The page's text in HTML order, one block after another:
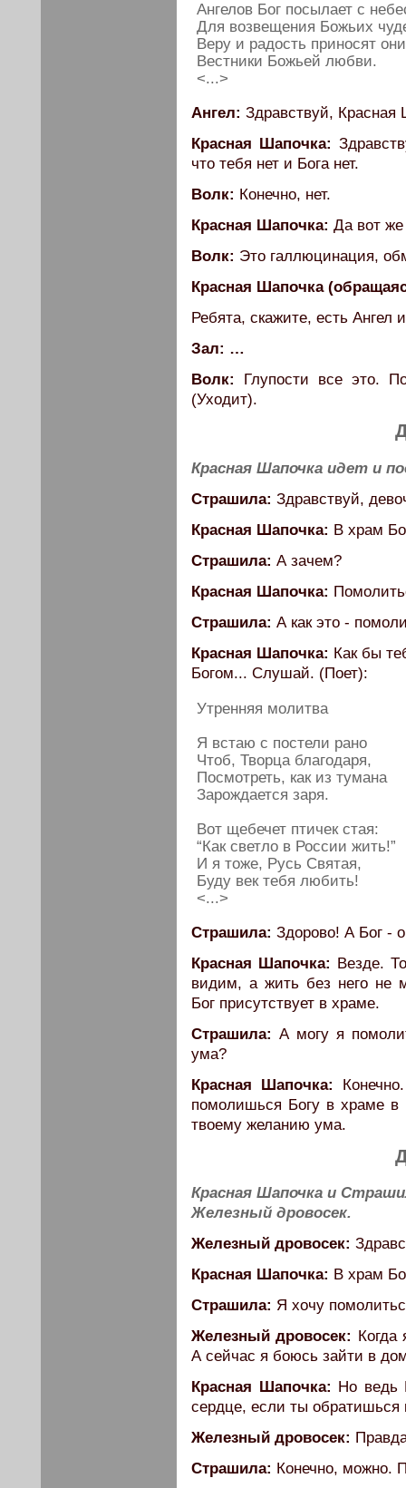
Ангелов Бог посылает с
Для возвещения Божьих
Веру и радость приносят
Вестники Божьей любви.
<...>
Ангел: Здравствуй, Красная
Красная Шапочка:
что тебя нет и Бога нет.
Волк: Конечно, нет.
Красная Шапочка: Да вот же
Волк: Это галлюцинация,
Красная Шапочка
Ребята, скажите, есть Ангел
Зал: …
Волк:
Глупости все это.
(Уходит).
Красная Шапочка идет и
Страшила: Здравствуй,
Красная Шапочка: В храм
Страшила: А зачем?
Красная Шапочка:
Страшила: А как это -
Красная Шапочка: Как бы
Богом... Слушай. (Поет):
Утренняя молитва
Я встаю с постели рано
Чтоб, Творца благодаря,
Посмотреть, как из тумана
Зарождается заря.
Вот щебечет птичек стая:
“Как светло в России жить!”
И я тоже, Русь Святая,
Буду век тебя любить!
<...>
Страшила: Здорово! А Бог -
Красная Шапочка: Везде.
видим, а жить без него не
Бог присутствует в храме.
Страшила: А могу я
ума?
Красная Шапочка:
помолишься Богу в храме в
твоему желанию ума.
Красная Шапочка и
Железный дровосек.
Железный дровосек:
Красная Шапочка: В храм
Страшила: Я хочу
Железный дровосек:
А сейчас я боюсь зайти в
Красная Шапочка: Но ведь
сердце, если ты
Железный дровосек:
Страшила: Конечно, можно.